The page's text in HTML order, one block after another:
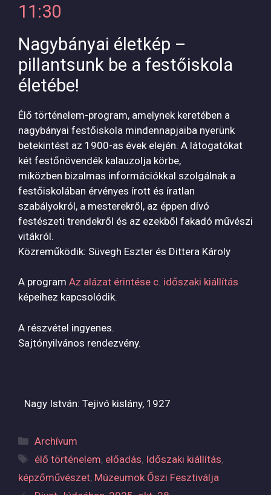
11:30
Nagybányai életkép –
pillantsunk be a festőiskola
életébe!
Élő történelem-program, amelynek keretében a
nagybányai festőiskola mindennapjaiba nyerünk
betekintést az 1900-as évek elején. A látogatókat
két festőnövendék kalauzolja körbe,
miközben bizalmas információkkal szolgálnak a
festőiskolában érvényes írott és íratlan
szabályokról, a mesterekről, az éppen dívó
festészeti trendekről és az ezekből fakadó művészi
vitákról.
Közreműködik: Süvegh Eszter és Dittera Károly
A program Az alázat érintése c. időszaki kiállítás
képeihez kapcsolódik.
A részvétel ingyenes.
Sajtónyilvános rendezvény.
Nagy István: Tejivó kislány, 1927
Categories
Archívum
Tags
élő történelem, előadás, Időszaki kiállítás,
képzőművészet, Múzeumok Őszi Fesztiválja